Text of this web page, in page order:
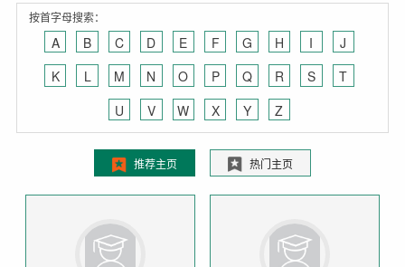
按首字母搜索：
A B C D E F G H I
J
K
L M N O P Q R S
T
U
V W X Y Z
推荐主页 热门主页